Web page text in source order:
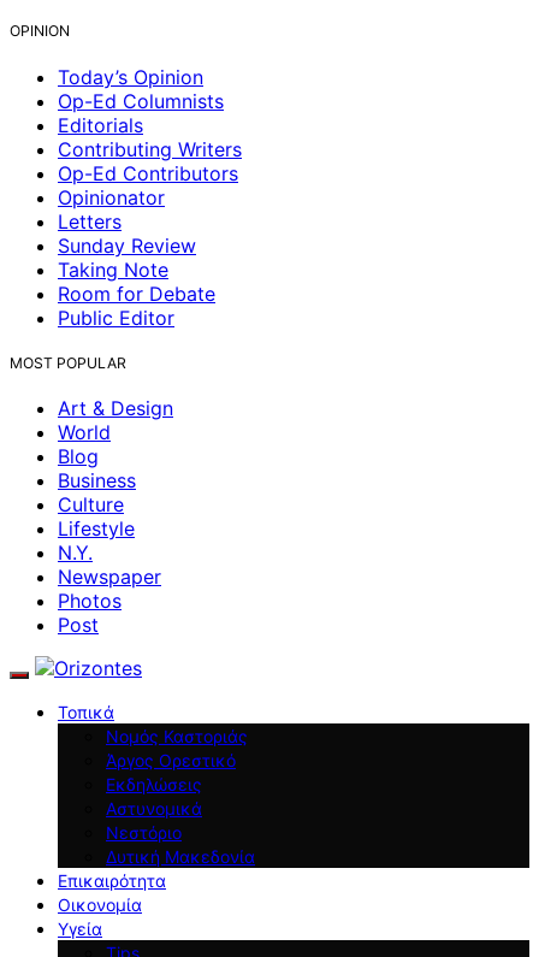
OPINION
Today’s Opinion
Op-Ed Columnists
Editorials
Contributing Writers
Op-Ed Contributors
Opinionator
Letters
Sunday Review
Taking Note
Room for Debate
Public Editor
MOST POPULAR
Art & Design
World
Blog
Business
Culture
Lifestyle
N.Y.
Newspaper
Photos
Post
Τοπικά
Νομός Καστοριάς
Άργος Ορεστικό
Εκδηλώσεις
Αστυνομικά
Νεστόριο
Δυτική Μακεδονία
Επικαιρότητα
Οικονομία
Υγεία